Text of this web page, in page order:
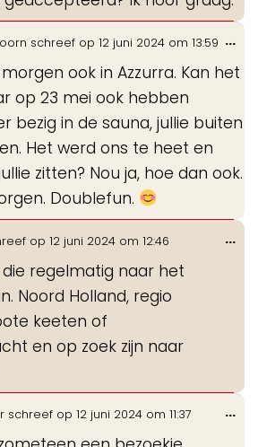
schreef op 12 juni 2024 om 13:59
morgen ook in Azzurra. Kan het
op 23 mei ook hebben
bezig in de sauna, jullie buiten
Het werd ons te heet en
zitten? Nou ja, hoe dan ook.
Doublefun.
...
op 12 juni 2024 om 12:46
regelmatig naar het
Noord Holland, regio
keeten of
en op zoek zijn naar
...
schreef op 12 juni 2024 om 11:37 ...